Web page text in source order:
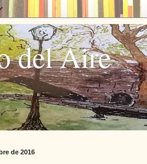
del Aire
de 2016